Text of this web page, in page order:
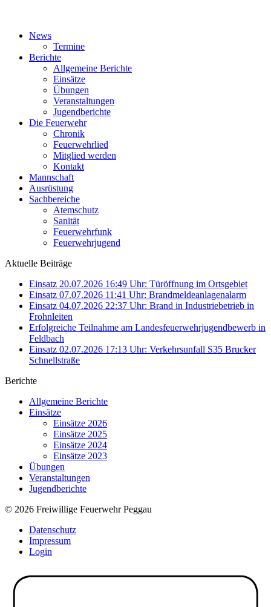
News
Termine
Berichte
Allgemeine Berichte
Einsätze
Übungen
Veranstaltungen
Jugendberichte
Die Feuerwehr
Chronik
Feuerwehrlied
Mitglied werden
Kontakt
Mannschaft
Ausrüstung
Sachbereiche
Atemschutz
Sanität
Feuerwehrfunk
Feuerwehrjugend
Aktuelle Beiträge
Einsatz 20.07.2026 16:49 Uhr: Türöffnung im Ortsgebiet
Einsatz 07.07.2026 11:41 Uhr: Brandmeldeanlagenalarm
Einsatz 04.07.2026 22:37 Uhr: Brand in Industriebetrieb in
Frohnleiten
Erfolgreiche Teilnahme am Landesfeuerwehrjugendbewerb in
Feldbach
Einsatz 02.07.2026 17:13 Uhr: Verkehrsunfall S35 Brucker
Schnellstraße
Berichte
Allgemeine Berichte
Einsätze
Einsätze 2026
Einsätze 2025
Einsätze 2024
Einsätze 2023
Übungen
Veranstaltungen
Jugendberichte
© 2026 Freiwillige Feuerwehr Peggau
Datenschutz
Impressum
Login